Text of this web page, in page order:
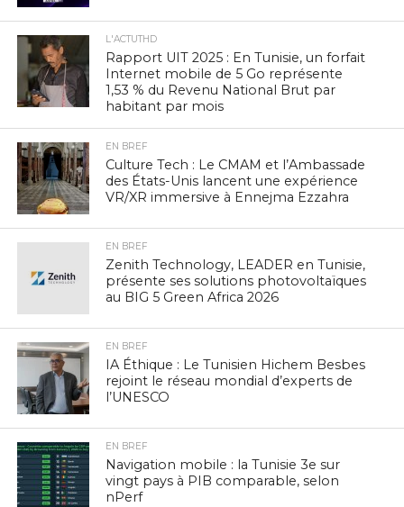
L'ACTUTHD
Rapport UIT 2025 : En Tunisie, un forfait
Internet mobile de 5 Go représente
1,53 % du Revenu National Brut par
habitant par mois
EN BREF
Culture Tech : Le CMAM et l’Ambassade
des États-Unis lancent une expérience
VR/XR immersive à Ennejma Ezzahra
EN BREF
Zenith Technology, LEADER en Tunisie,
présente ses solutions photovoltaïques
au BIG 5 Green Africa 2026
EN BREF
IA Éthique : Le Tunisien Hichem Besbes
rejoint le réseau mondial d’experts de
l’UNESCO
EN BREF
Navigation mobile : la Tunisie 3e sur
vingt pays à PIB comparable, selon
nPerf